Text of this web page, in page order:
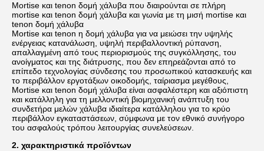
Mortise και tenon δομή χάλυβα που διαιρούνται σε πλήρη
mortise και tenon δομή χάλυβα και γωνία με τη μισή mortise και
tenon δομή χάλυβα
Mortise και tenon η δομή χάλυβα για να μειώσει την υψηλής
ενέργειας κατανάλωση, υψηλή περιβαλλοντική ρύπανση,
απαλλαγμένη από τους περιορισμούς της συγκόλλησης, του
ανοίγματος και της διάτρυσης, που δεν επηρεάζονται από το
επίπεδο τεχνολογίας σύνδεσης του προσωπικού κατασκευής και
το περιβάλλον εργοτάξιων οικοδομής, ταίριασμα μεγέθους,
Mortise και tenon δομή χάλυβα είναι ασφαλέστερη και αξιόπιστη
και κατάλληλη για τη μελλοντική βιομηχανική ανάπτυξη του
συνδετήρα μελών χάλυβα ιδιαίτερα κατάλληλου για το κρύο
περιβάλλον εγκαταστάσεων, σύμφωνα με τον εθνικό συνήγορο
του ασφαλούς τρόπου λειτουργίας συνελεύσεων.
2. χαρακτηριστικά προϊόντων